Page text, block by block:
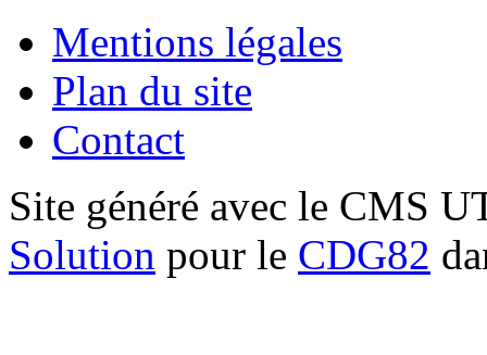
Mentions légales
Plan du site
Contact
Site généré avec le CMS
Solution pour le CDG82